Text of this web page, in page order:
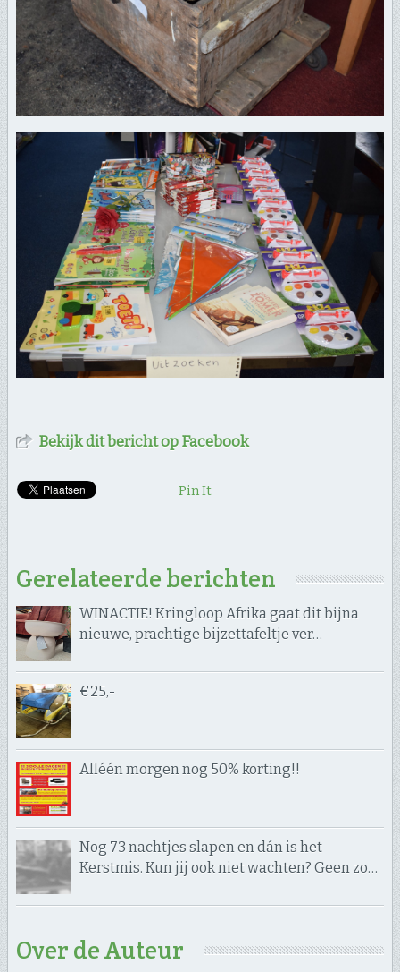
Bekijk dit bericht op Facebook
Pin It
Gerelateerde berichten
WINACTIE! Kringloop Afrika gaat dit bijna
nieuwe, prachtige bijzettafeltje ver…
€25,-
Alléén morgen nog 50% korting!!
Nog 73 nachtjes slapen en dán is het
Kerstmis. Kun jij ook niet wachten? Geen zo…
Over de Auteur